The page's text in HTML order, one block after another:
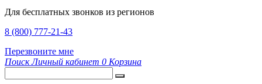
Для бесплатных звонков из регионов
8 (800) 777-21-43
Перезвоните мне
Поиск Личный кабинет 0 Корзина